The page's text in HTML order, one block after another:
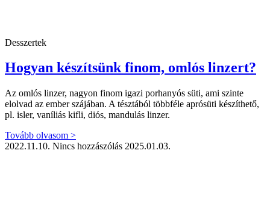
Desszertek
Hogyan készítsünk finom, omlós linzert?
Az omlós linzer, nagyon finom igazi porhanyós süti, ami szinte
elolvad az ember szájában. A tésztából többféle aprósüti készíthető,
pl. isler, vaníliás kifli, diós, mandulás linzer.
Tovább olvasom >
2022.11.10. Nincs hozzászólás 2025.01.03.